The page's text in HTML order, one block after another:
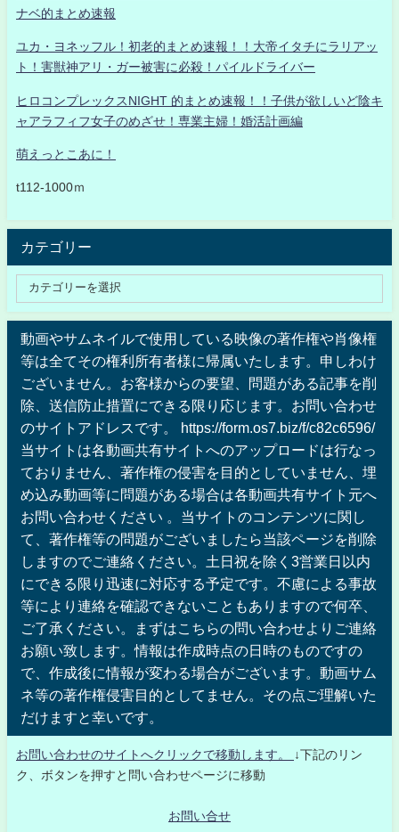
ナベ的まとめ速報
ユカ・ヨネッフル！初老的まとめ速報！！大帝イタチにラリアッ
ト！害獣神アリ・ガー被害に必殺！パイルドライバー
ヒロコンプレックスNIGHT 的まとめ速報！！子供が欲しいど陰キ
ャアラフィフ女子のめざせ！専業主婦！婚活計画編
萌えっとこあに！
t112-1000ｍ
カテゴリー
動画やサムネイルで使用している映像の著作権や肖像権
等は全てその権利所有者様に帰属いたします。申しわけ
ございません。お客様からの要望、問題がある記事を削
除、送信防止措置にできる限り応じます。お問い合わせ
のサイトアドレスです。 https://form.os7.biz/f/c82c6596/
当サイトは各動画共有サイトへのアップロードは行なっ
ておりません、著作権の侵害を目的としていません、埋
め込み動画等に問題がある場合は各動画共有サイト元へ
お問い合わせください 。当サイトのコンテンツに関し
て、著作権等の問題がございましたら当該ページを削除
しますのでご連絡ください。土日祝を除く3営業日以内
にできる限り迅速に対応する予定です。不慮による事故
等により連絡を確認できないこともありますので何卒、
ご了承ください。まずはこちらの問い合わせよりご連絡
お願い致します。情報は作成時点の日時のものですの
で、作成後に情報が変わる場合がございます。動画サム
ネ等の著作権侵害目的としてません。その点ご理解いた
だけますと幸いです。
お問い合わせのサイトへクリックで移動します。
↓下記のリン
ク、ボタンを押すと問い合わせページに移動
お問い合せ